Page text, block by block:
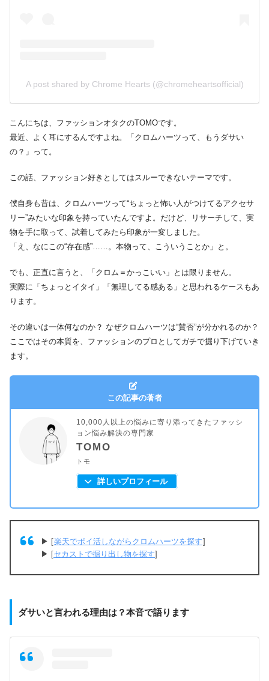
A post shared by Chrome Hearts (@chromeheartsofficial)
こんにちは、ファッションオタクのTOMOです。
最近、よく耳にするんですよね。「クロムハーツって、もうダサい
の？」って。
この話、ファッション好きとしてはスルーできないテーマです。
僕自身も昔は、クロムハーツって“ちょっと怖い人がつけてるアクセサ
リー”みたいな印象を持っていたんですよ。だけど、リサーチして、実
物を手に取って、試着してみたら印象が一変しました。
「え、なにこの“存在感”……。本物って、こういうことか」と。
でも、正直に言うと、「クロム＝かっこいい」とは限りません。
実際に「ちょっとイタイ」「無理してる感ある」と思われるケースもあ
ります。
その違いは一体何なのか？ なぜクロムハーツは“賛否”が分かれるのか？
ここではその本質を、ファッションのプロとしてガチで掘り下げていき
ます。
この記事の著者
10,000人以上の悩みに寄り添ってきたファッシ
ョン悩み解決の専門家
TOMO
トモ
詳しいプロフィール
▶︎ [楽天でポイ活しながらクロムハーツを探す]
▶︎ [セカストで掘り出し物を探す]
ダサいと言われる理由は？本音で語ります